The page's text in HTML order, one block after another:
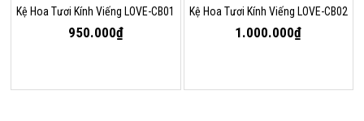
Kệ Hoa Tươi Kính Viếng LOVE-CB01
950.000₫
Kệ Hoa Tươi Kính Viếng LOVE-CB02
1.000.000₫